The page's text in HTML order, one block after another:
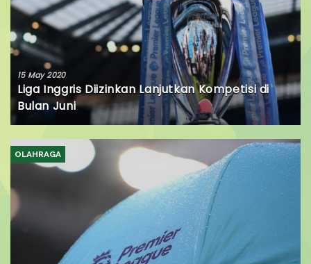
15 May 2020
Liga Inggris Diizinkan Lanjutkan Kompetisi di
Bulan Juni
OLAHRAGA